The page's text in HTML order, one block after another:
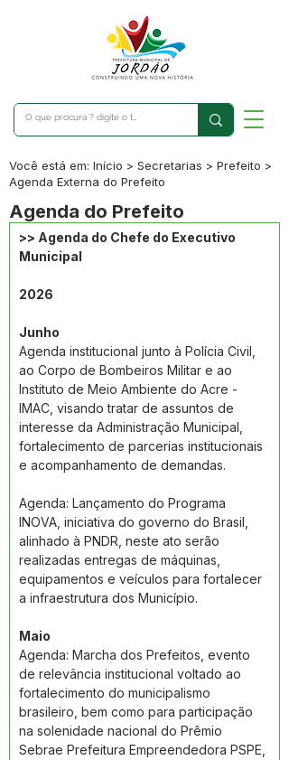
Você está em: Início > Secretarias > Prefeito >
Agenda Externa do Prefeito
Agenda do Prefeito
>> Agenda do Chefe do Executivo
Municipal
2026
Junho
Agenda institucional junto à Polícia Civil,
ao Corpo de Bombeiros Militar e ao
Instituto de Meio Ambiente do Acre -
IMAC, visando tratar de assuntos de
interesse da Administração Municipal,
fortalecimento de parcerias institucionais
e acompanhamento de demandas.
Agenda: Lançamento do Programa
INOVA, iniciativa do governo do Brasil,
alinhado à PNDR, neste ato serão
realizadas entregas de máquinas,
equipamentos e veículos para fortalecer
a infraestrutura dos Município.
Maio
Agenda: Marcha dos Prefeitos, evento
de relevância institucional voltado ao
fortalecimento do municipalismo
brasileiro, bem como para participação
na solenidade nacional do Prêmio
Sebrae Prefeitura Empreendedora PSPE,